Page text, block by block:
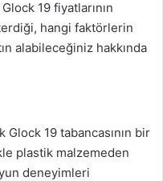
19 fiyatlarının
hangi faktörlerin
alabileceğiniz hakkında
Glock 19 tabancasının bir
plastik malzemeden
deneyimleri